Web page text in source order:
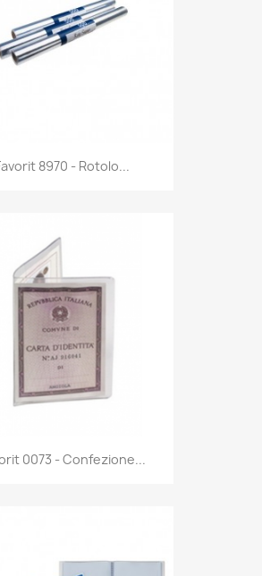
Anteprima
8970 - Rotolo...
Anteprima
0073 - Confezione...